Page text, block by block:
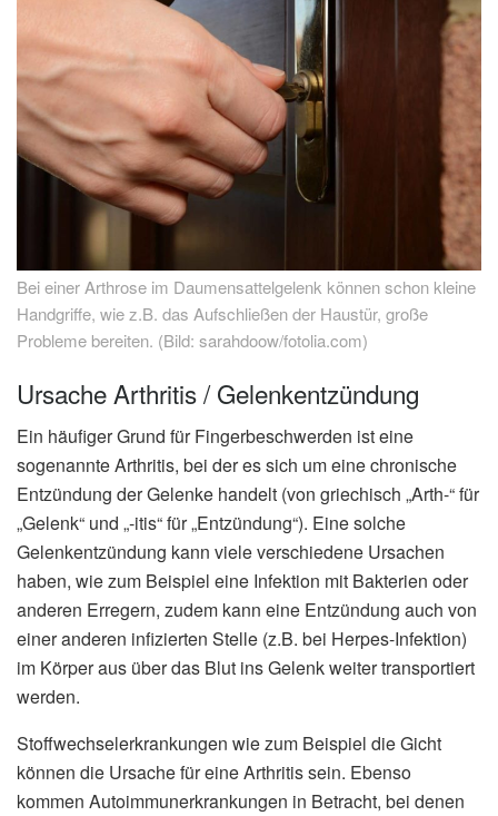
Bei einer Arthrose im Daumensattelgelenk können schon kleine
Handgriffe, wie z.B. das Aufschließen der Haustür, große
Probleme bereiten. (Bild: sarahdoow/fotolia.com)
Ursache Arthritis / Gelenkentzündung
Ein häufiger Grund für Fingerbeschwerden ist eine
sogenannte Arthritis, bei der es sich um eine chronische
Entzündung der Gelenke handelt (von griechisch „Arth-“ für
„Gelenk“ und „-itis“ für „Entzündung“). Eine solche
Gelenkentzündung kann viele verschiedene Ursachen
haben, wie zum Beispiel eine Infektion mit Bakterien oder
anderen Erregern, zudem kann eine Entzündung auch von
einer anderen infizierten Stelle (z.B. bei Herpes-Infektion)
im Körper aus über das Blut ins Gelenk weiter transportiert
werden.
Stoffwechselerkrankungen wie zum Beispiel die Gicht
können die Ursache für eine Arthritis sein. Ebenso
kommen Autoimmunerkrankungen in Betracht, bei denen